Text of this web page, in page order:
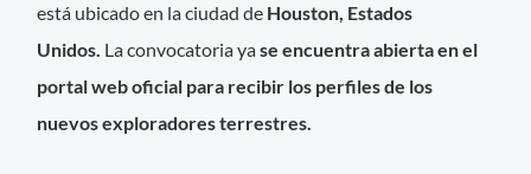
está ubicado en la ciudad de Houston, Estados
Unidos. La convocatoria yase encuentra abierta en el
portal web oficial para recibir los perfiles de los
nuevos exploradores terrestres.